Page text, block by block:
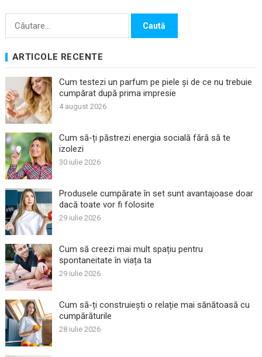
Caută
ARTICOLE RECENTE
Cum testezi un parfum pe piele și de ce nu trebuie
cumpărat după prima impresie
4 august 2026
Cum să-ți păstrezi energia socială fără să te
izolezi
30 iulie 2026
Produsele cumpărate în set sunt avantajoase doar
dacă toate vor fi folosite
29 iulie 2026
Cum să creezi mai mult spațiu pentru
spontaneitate în viața ta
29 iulie 2026
Cum să-ți construiești o relație mai sănătoasă cu
cumpărăturile
28 iulie 2026